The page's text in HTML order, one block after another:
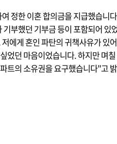
정한 이혼 합의금을 지급했습니
기부했던 기부금 등이 포함되어
에게 혼인 파탄의 귀책사유가 있
었던 마음이었습니다. 하지만 며
트의 소유권을 요구했습니다"고